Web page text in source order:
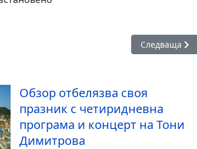
своя празник с четиридневнаСледваща
Следваща
Обзор отбелязва своя
празник с четиридневна
програма и концерт на Тони
Димитрова